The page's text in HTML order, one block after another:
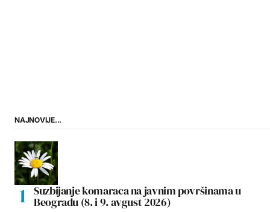
NAJNOVIJE...
Suzbijanje komaraca na javnim površinama u
Beogradu (8. i 9. avgust 2026)